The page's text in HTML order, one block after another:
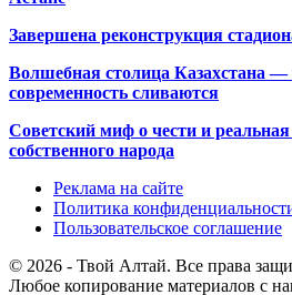
Завершена реконструкция
Волшебная столица Казахстана —
современность сливаются
Советский миф о чести и реальная
собственного народа
Реклама на сайте
Политика
Пользовательское соглашение
© 2026 - Твой Алтай. Все права
Любое копирование материалов с